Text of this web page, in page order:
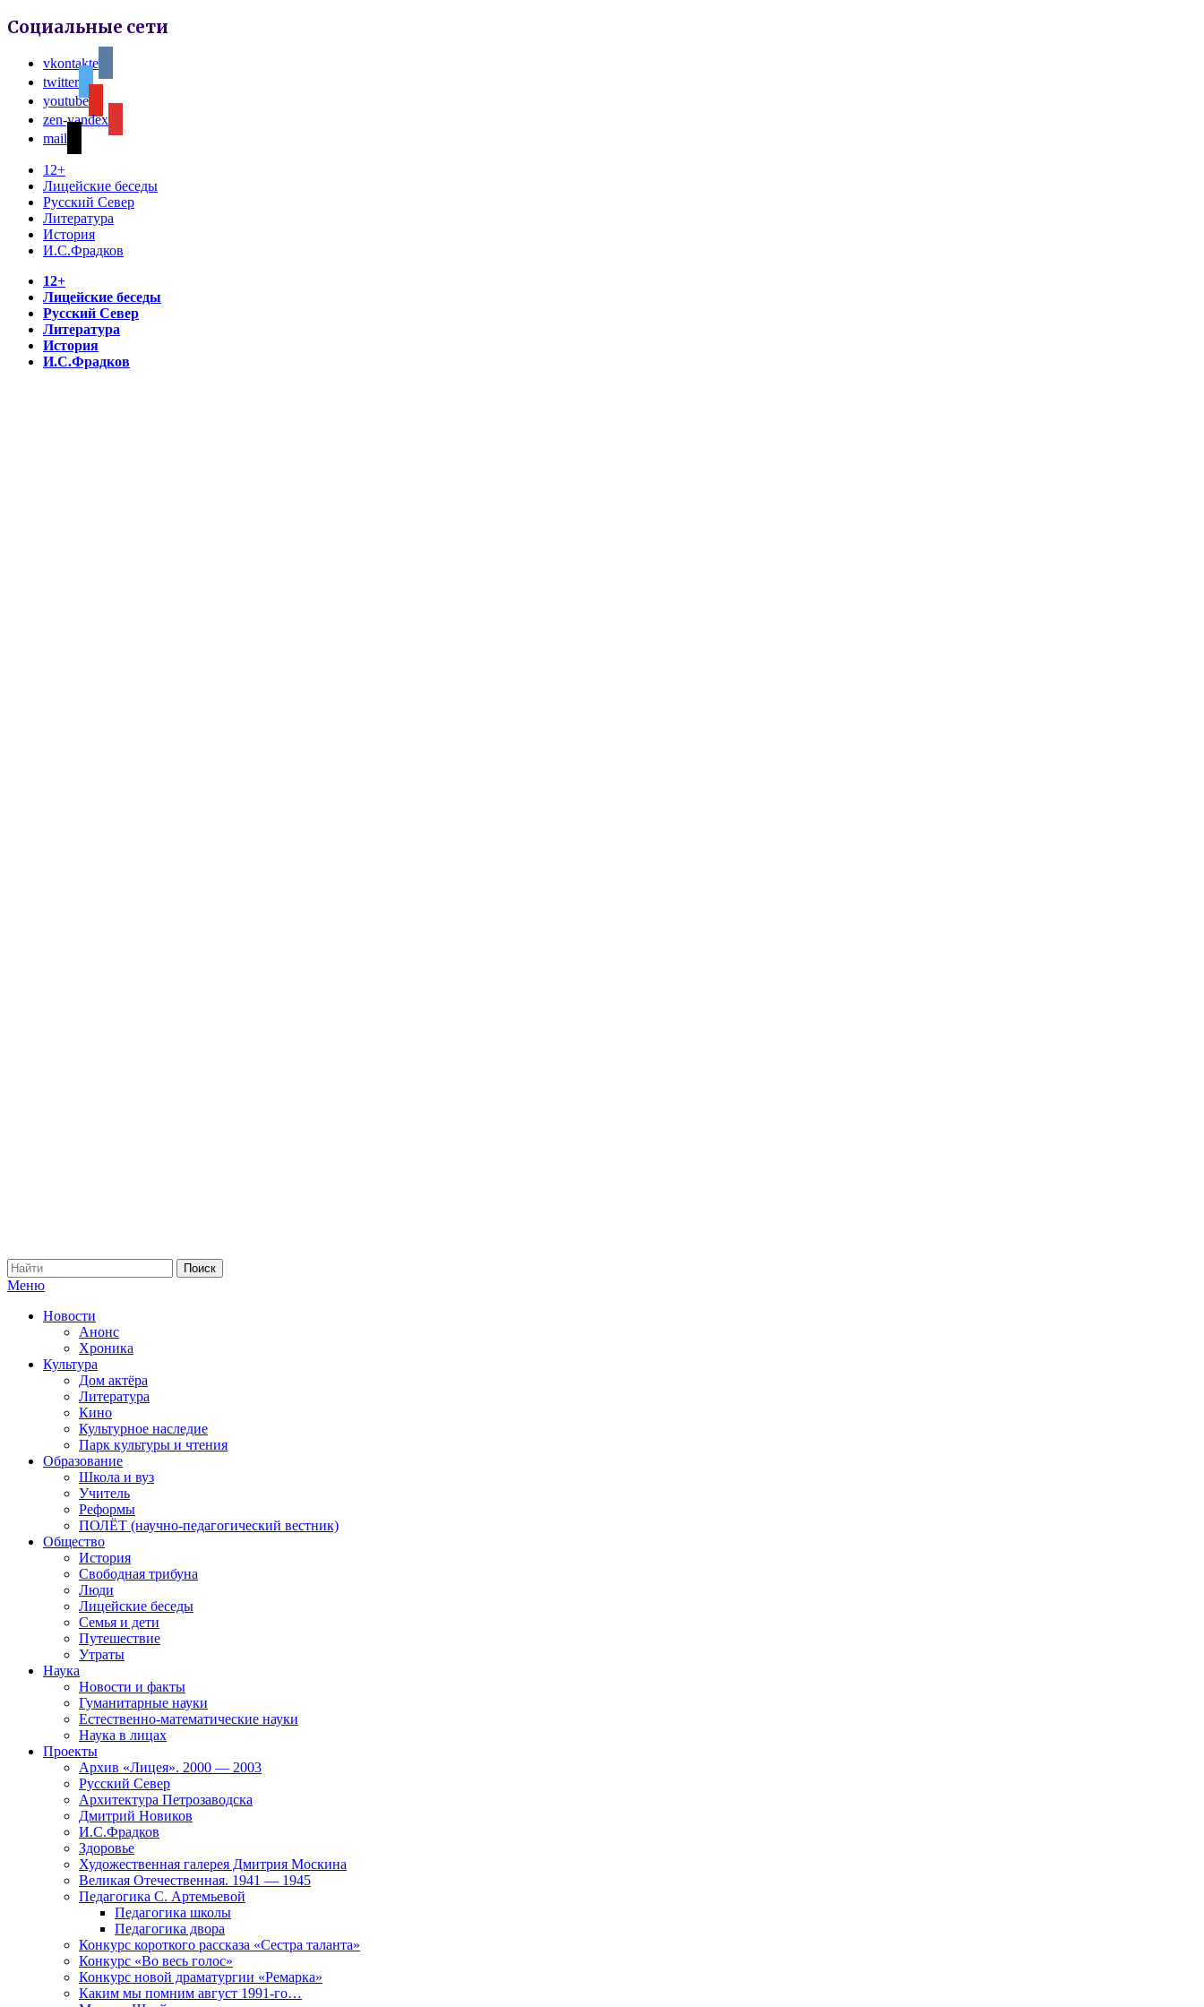
Социальные сети
vkontakte
twitter
youtube
zen-yandex
mail
12+
Лицейские беседы
Русский Север
Литература
История
И.С.Фрадков
12+
Лицейские беседы
Русский Север
Литература
История
И.С.Фрадков
Меню
Новости
Анонс
Хроника
Культура
Дом актёра
Литература
Кино
Культурное наследие
Парк культуры и чтения
Образование
Школа и вуз
Учитель
Реформы
ПОЛЁТ (научно-педагогический вестник)
Общество
История
Свободная трибуна
Люди
Лицейские беседы
Семья и дети
Путешествие
Утраты
Наука
Новости и факты
Гуманитарные науки
Естественно-математические науки
Наука в лицах
Проекты
Архив «Лицея». 2000 — 2003
Русский Север
Архитектура Петрозаводска
Дмитрий Новиков
И.С.Фрадков
Здоровье
Художественная галерея Дмитрия Москина
Великая Отечественная. 1941 — 1945
Педагогика С. Артемьевой
Педагогика школы
Педагогика двора
Конкурс короткого рассказа «Сестра таланта»
Конкурс «Во весь голос»
Конкурс новой драматургии «Ремарка»
Каким мы помним август 1991-го…